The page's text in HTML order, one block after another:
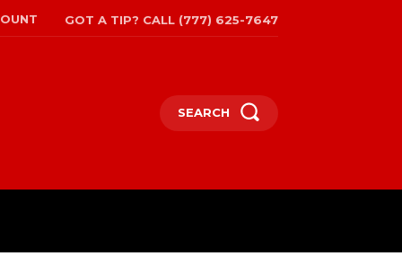
GOT A TIP? CALL (777) 625-7647
SEARCH